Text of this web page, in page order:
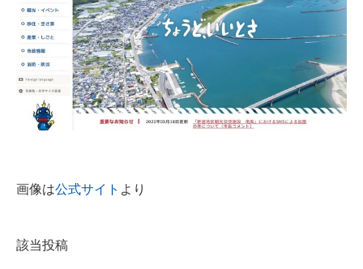
AI活用のいまが分かる
企業ITのトレンドを詳説
経営リーダーのコミュニティ
マーケ×ITの今がよく分かる
企業向けIT製品の総合サイト
製造業のIT導入・活用を支援
画像は公式サイト より
該当投稿